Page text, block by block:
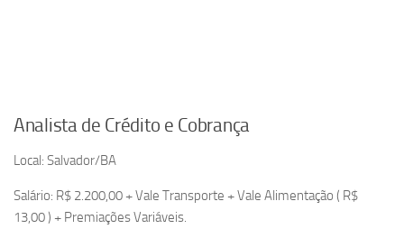
Analista de Crédito e Cobrança
Local: Salvador/BA
Salário: R$ 2.200,00 + Vale Transporte + Vale Alimentação ( R$
13,00 ) + Premiações Variáveis.